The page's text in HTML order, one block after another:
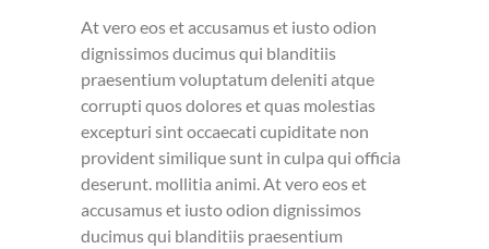
At vero eos et accusamus et iusto odion
dignissimos ducimus qui blanditiis
praesentium voluptatum deleniti atque
corrupti quos dolores et quas molestias
excepturi sint occaecati cupiditate non
provident similique sunt in culpa qui officia
deserunt. mollitia animi. At vero eos et
accusamus et iusto odion dignissimos
ducimus qui blanditiis praesentium